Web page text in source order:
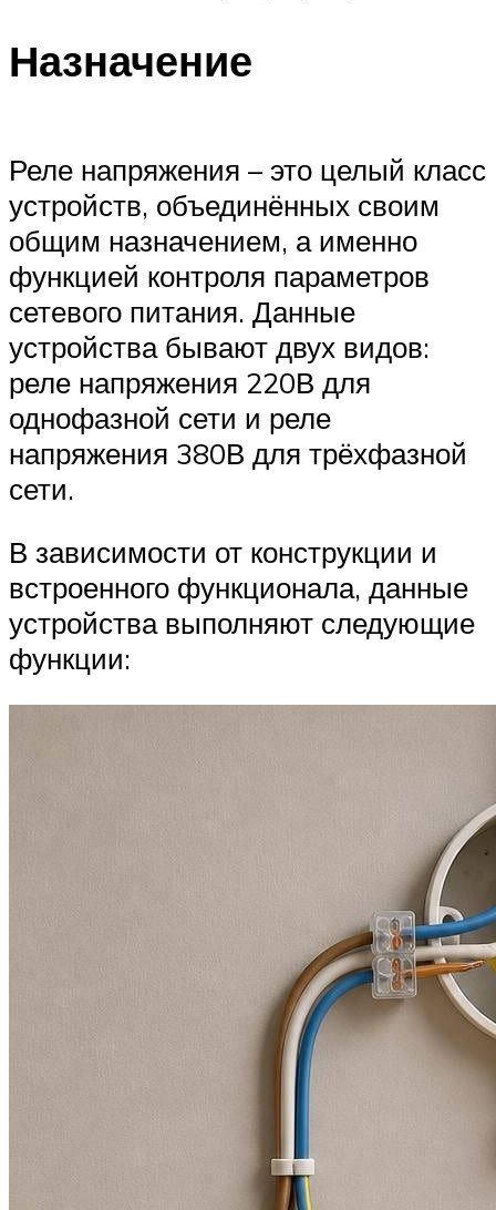
Назначение
Реле напряжения – это целый класс
устройств, объединённых своим
общим назначением, а именно
функцией контроля параметров
сетевого питания. Данные
устройства бывают двух видов:
реле напряжения 220В для
однофазной сети и реле
напряжения 380В для трёхфазной
сети.
В зависимости от конструкции и
встроенного функционала, данные
устройства выполняют следующие
функции: